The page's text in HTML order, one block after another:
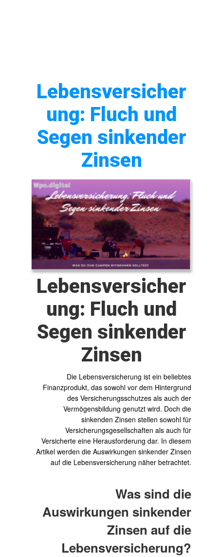
Lebensversicher
ung: Fluch und
Segen sinkender
Zinsen
Lebensversicher
ung: Fluch und
Segen sinkender
Zinsen
Die Lebensversicherung ist ein beliebtes
Finanzprodukt, das sowohl vor dem Hintergrund
des Versicherungsschutzes als auch der
Vermögensbildung genutzt wird. Doch die
sinkenden Zinsen stellen sowohl für
Versicherungsgesellschaften als auch für
Versicherte eine Herausforderung dar. In diesem
Artikel werden die Auswirkungen sinkender Zinsen
auf die Lebensversicherung näher betrachtet.
Was sind die
Auswirkungen sinkender
Zinsen auf die
Lebensversicherung?